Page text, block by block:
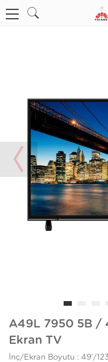
A49L 7950 5B /
Ekran TV
İnç/Ekran Boyutu : 49'/